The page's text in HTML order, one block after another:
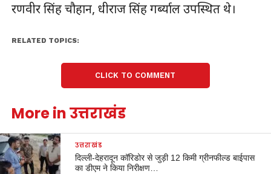
रणवीर सिंह चौहान, धीराज सिंह गर्ब्याल उपस्थित थे।
RELATED TOPICS:
CLICK TO COMMENT
More in उत्तराखंड
उत्तराखंड
दिल्ली-देहरादून कॉरिडोर से जुड़ी 12 किमी ग्रीनफील्ड बाईपास
का डीएम ने किया निरीक्षण…